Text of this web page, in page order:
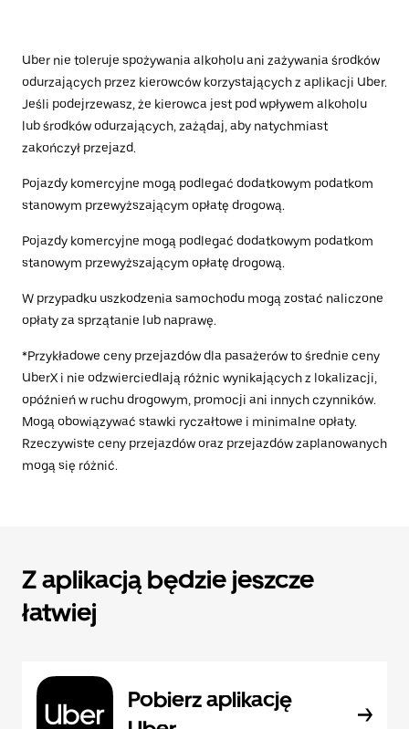
Uber nie toleruje spożywania alkoholu ani zażywania środków
odurzających przez kierowców korzystających z aplikacji Uber.
Jeśli podejrzewasz, że kierowca jest pod wpływem alkoholu
lub środków odurzających, zażądaj, aby natychmiast
zakończył przejazd.
Pojazdy komercyjne mogą podlegać dodatkowym podatkom
stanowym przewyższającym opłatę drogową.
Pojazdy komercyjne mogą podlegać dodatkowym podatkom
stanowym przewyższającym opłatę drogową.
W przypadku uszkodzenia samochodu mogą zostać naliczone
opłaty za sprzątanie lub naprawę.
*Przykładowe ceny przejazdów dla pasażerów to średnie ceny
UberX i nie odzwierciedlają różnic wynikających z lokalizacji,
opóźnień w ruchu drogowym, promocji ani innych czynników.
Mogą obowiązywać stawki ryczałtowe i minimalne opłaty.
Rzeczywiste ceny przejazdów oraz przejazdów zaplanowanych
mogą się różnić.
Z aplikacją będzie jeszcze
łatwiej
Pobierz aplikację